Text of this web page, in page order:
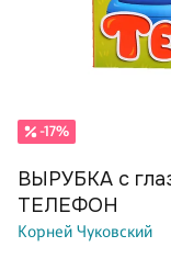
-17%
ВЫРУБКА с
ТЕЛЕФОН
Корней Чуковский